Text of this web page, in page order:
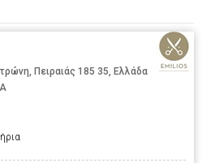
Πειραιάς 185 35, Ελλάδα